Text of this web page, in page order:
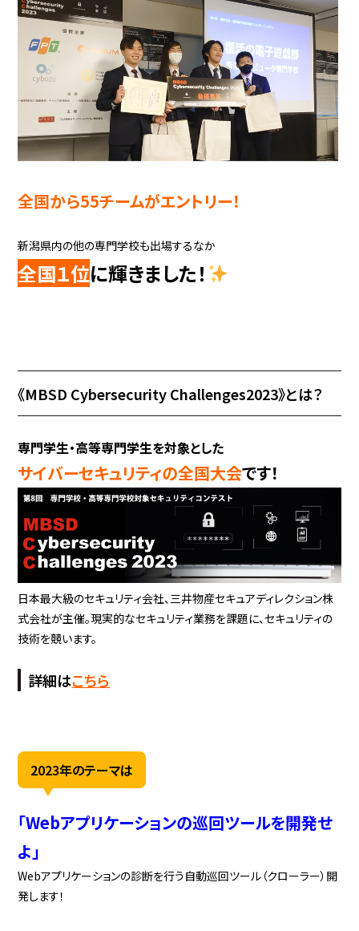
全国から55チームがエントリー！
新潟県内の他の専門学校も出場するなか
全国１位に輝きました！
《MBSD Cybersecurity Challenges2023》とは？
専門学生・高等専門学生を対象とした
サイバーセキュリティの全国大会です！
日本最大級のセキュリティ会社、三井物産セキュアディレクション株
式会社が主催。現実的なセキュリティ業務を課題に、セキュリティの
技術を競います。
詳細はこちら
2023年のテーマは
「Webアプリケーションの巡回ツールを開発せ
よ」
Webアプリケーションの診断を行う自動巡回ツール（クローラー）開
発します！